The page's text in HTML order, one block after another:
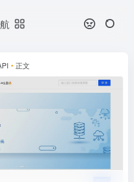
• 正文